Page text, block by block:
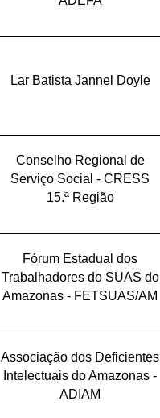
Lar Batista Jannel Doyle
Conselho Regional de
Serviço Social - CRESS
15.ª Região
Fórum Estadual dos
Trabalhadores do SUAS do
Amazonas - FETSUAS/AM
Associação dos Deficientes
Intelectuais do Amazonas -
ADIAM